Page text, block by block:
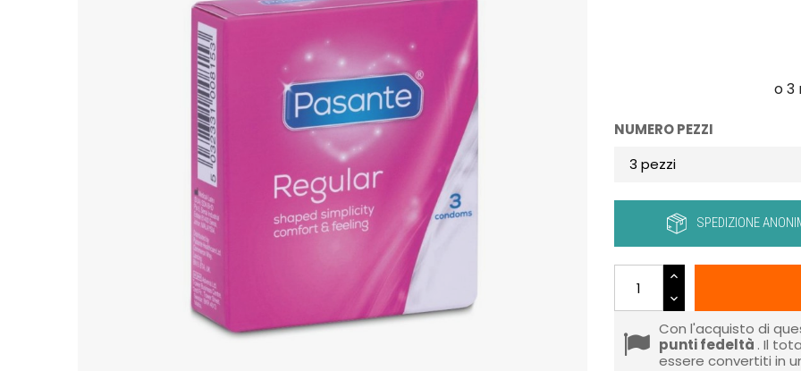
NUMERO PEZZI
SPEDIZIONE
Con l'acquisto di
punti fedeltà . Il
essere convertiti in